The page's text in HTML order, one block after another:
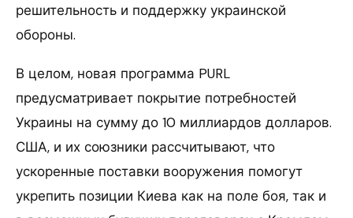
решительность и поддержку украинской
обороны.
В целом, новая программа PURL
предусматривает покрытие потребностей
Украины на сумму до 10 миллиардов долларов.
США, и их союзники рассчитывают, что
ускоренные поставки вооружения помогут
укрепить позиции Киева как на поле боя, так и